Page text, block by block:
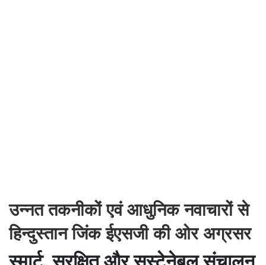
उन्नत तकनीकों एवं आधुनिक नवाचारों से
हिन्दुस्तान जिंक ईएसजी की ओर अग्रसर